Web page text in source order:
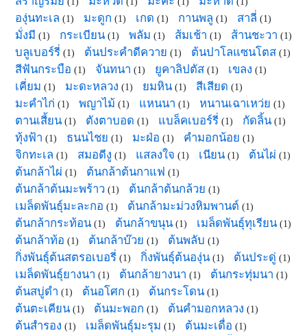
องุ่นทะเล (1) มะดูก (1) เกด (1) กานพลู (1) สาลี่ (1)
มั่งมี (1) กระเบียน (1) พลัม (1) ส้มเช้า (1) ส้านชะวา (1)
บลูเบอร์รี่ (1) ต้นประคำดีควาย (1) ต้นปาโลแซนโตส (1)
สีฟันกระบือ (1) จันทนา (1) ยูคาลิปตัส (1) เขลง (1)
เคี่ยม (1) มะดะหลวง (1) ยมหิน (1) สีเสียด (1)
มะคำไก่ (1) พญาไม้ (1) แหนนา (1) หนานเฉาเหว่ย (1)
ตานเสี้ยน (1) ตังตาบอด (1) แบล็คเบอร์รี่ (1) กัดลิ้น (1)
ทุ้งฟ้า (1) ธนนไชย (1) มะฝ่อ (1) คำมอกน้อย (1)
จิกทะเล (1) สมอดีงู (1) แสลงใจ (1) เนียน (1) ต้นไผ่ (1)
ต้นกล้าไผ่ (1) ต้นกล้าต้นกาแฟ (1)
ต้นกล้าต้นมะพร้าว (1) ต้นกล้าต้นกล้วย (1)
เมล็ดพันธุ์มะละกอ (1) ต้นกล้ามะม่วงหิมพานต์ (1)
ต้นกล้ากระท้อน (1) ต้นกล้าขนุน (1) เมล็ดพันธุ์ทุเรียน (1)
ต้นกล้าท้อ (1) ต้นกล้าบ๊วย (1) ต้นพลับ (1)
กิ่งพันธุ์ต้นสตรอเบอรี่ (1) กิ่งพันธุ์ต้นองุ่น (1) ต้นประดู่ (1)
เมล็ดพันธุ์ยางนา (1) ต้นกล้ายางนา (1) ต้นกระทุ่มนา (1)
ต้นสบู่ดำ (1) ต้นอโศก (1) ต้นกระโดน (1)
ต้นตะเคียน (1) ต้นมะพอก (1) ต้นคำมอกหลวง (1)
ต้นสำรอง (1) เมล็ดพันธุ์มะรุม (1) ต้นมะเดื่อ (1)